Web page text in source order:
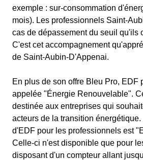
exemple : sur-consommation
mois). Les professionnels Saint-
cas de dépassement du seuil qu'ils
C'est cet accompagnement
de Saint-Aubin-D'Appenai.
En plus de son offre Bleu Pro, EDF
appelée "Énergie Renouvelable".
destinée aux entreprises qui
acteurs de la transition
d'EDF pour les professionnels est
Celle-ci n'est disponible que pour
disposant d'un compteur allant